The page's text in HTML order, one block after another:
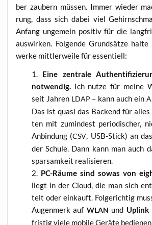
ber zau­bern müs­sen. Immer wie­der
rung, dass sich dabei viel
Anfang unge­mein posi­tiv für die
aus­wir­ken. Fol­gen­de Grund­sät­ze
wer­ke mitt­ler­wei­le für essentiell:
Eine zen­tra­le
not­wen­dig.
Ich nut­ze für mei­ne
seit Jah­ren LDAP – kann auch ein
Das ist qua­si das Backend für
ten mit zumin­dest peri­odi­scher,
Anbin­dung (CSV , USB-Stick) an
der Schu­le. Dann kann man auch
spar­sam­keit realisieren.
PC-Räu­me sind sowas von
liegt in der Cloud, die man sich
telt oder ein­kauft. Fol­ge­rich­tig
Augen­merk auf WLAN und Uplink
fris­tig vie­le mobi­le Gerä­te bedie­nen